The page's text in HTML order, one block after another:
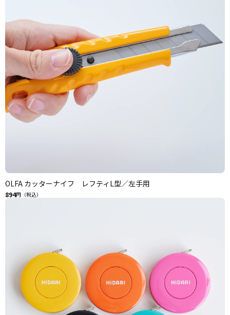
OLFA カッターナイフ レフティL型／左手用
894円（税込）